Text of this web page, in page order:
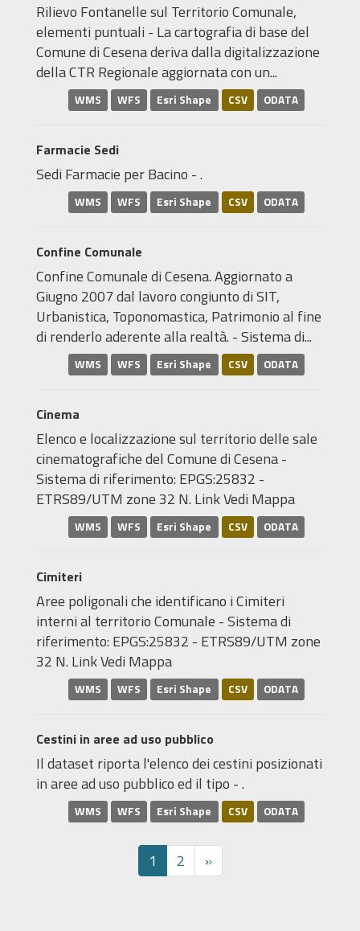
Rilievo Fontanelle sul Territorio Comunale,
elementi puntuali - La cartografia di base del
Comune di Cesena deriva dalla digitalizzazione
della CTR Regionale aggiornata con un...
WMS WFS Esri Shape CSV ODATA
Farmacie Sedi
Sedi Farmacie per Bacino - .
WMS WFS Esri Shape CSV ODATA
Confine Comunale
Confine Comunale di Cesena. Aggiornato a
Giugno 2007 dal lavoro congiunto di SIT,
Urbanistica, Toponomastica, Patrimonio al fine
di renderlo aderente alla realtà. - Sistema di...
WMS WFS Esri Shape CSV ODATA
Cinema
Elenco e localizzazione sul territorio delle sale
cinematografiche del Comune di Cesena -
Sistema di riferimento: EPGS:25832 -
ETRS89/UTM zone 32 N. Link Vedi Mappa
WMS WFS Esri Shape CSV ODATA
Cimiteri
Aree poligonali che identificano i Cimiteri
interni al territorio Comunale - Sistema di
riferimento: EPGS:25832 - ETRS89/UTM zone
32 N. Link Vedi Mappa
WMS WFS Esri Shape CSV ODATA
Cestini in aree ad uso pubblico
Il dataset riporta l'elenco dei cestini posizionati
in aree ad uso pubblico ed il tipo - .
WMS WFS Esri Shape CSV ODATA
1 2 »